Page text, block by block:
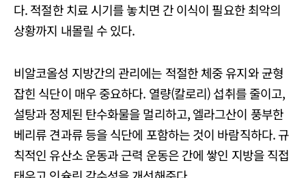
다. 적절한 치료 시기를 놓치면 간 이식이 필요한 최악의
상황까지 내몰릴 수 있다.
비알코올성 지방간의 관리에는 적절한 체중 유지와 균형
잡힌 식단이 매우 중요하다. 열량(칼로리) 섭취를 줄이고,
설탕과 정제된 탄수화물을 멀리하고, 엘라그산이 풍부한
베리류 견과류 등을 식단에 포함하는 것이 바람직하다. 규
칙적인 유산소 운동과 근력 운동은 간에 쌓인 지방을 직접